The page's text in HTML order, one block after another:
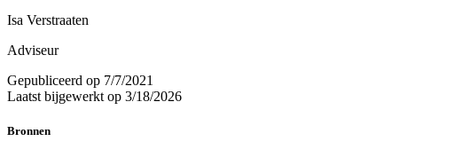
Isa Verstraaten
Adviseur
Gepubliceerd op 7/7/2021
Laatst bijgewerkt op 3/18/2026
Bronnen